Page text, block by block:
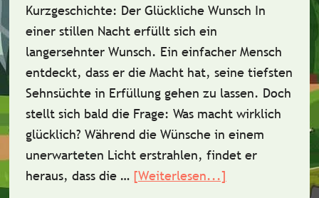
Kurzgeschichte: Der Glückliche Wunsch In
einer stillen Nacht erfüllt sich ein
langersehnter Wunsch. Ein einfacher Mensch
entdeckt, dass er die Macht hat, seine tiefsten
Sehnsüchte in Erfüllung gehen zu lassen. Doch
stellt sich bald die Frage: Was macht wirklich
glücklich? Während die Wünsche in einem
unerwarteten Licht erstrahlen, findet er
heraus, dass die … [Weiterlesen...]